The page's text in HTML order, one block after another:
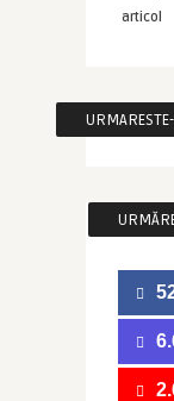
articol